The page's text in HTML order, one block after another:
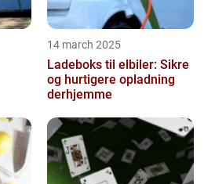
14 march 2025
Ladeboks til elbiler: Sikre
og hurtigere opladning
derhjemme